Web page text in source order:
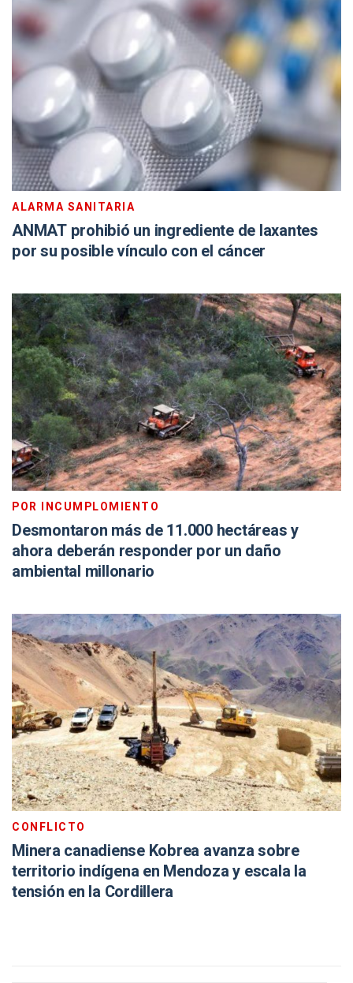
ALARMA SANITARIA
ANMAT prohibió un ingrediente de laxantes
por su posible vínculo con el cáncer
POR INCUMPLOMIENTO
Desmontaron más de 11.000 hectáreas y
ahora deberán responder por un daño
ambiental millonario
CONFLICTO
Minera canadiense Kobrea avanza sobre
territorio indígena en Mendoza y escala la
tensión en la Cordillera